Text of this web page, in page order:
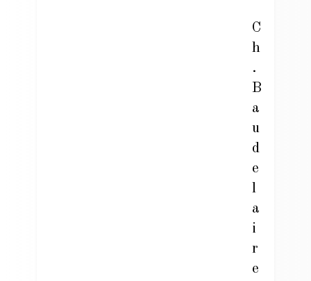
C
h
.
B
a
u
d
e
l
a
i
r
e